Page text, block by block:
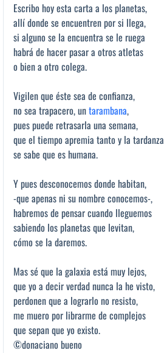
Escribo hoy esta carta a los planetas,
allí donde se encuentren por si llega,
si alguno se la encuentra se le ruega
habrá de hacer pasar a otros atletas
o bien a otro colega.
Vigilen que éste sea de confianza,
no sea trapacero, untarambana,
pues puede retrasarla una semana,
que el tiempo apremia tanto y la tardanza
se sabe que es humana.
Y pues desconocemos donde habitan,
-que apenas ni su nombre conocemos-,
habremos de pensar cuando lleguemos
sabiendo los planetas que levitan,
cómo se la daremos.
Mas sé que la galaxia está muy lejos,
que yo a decir verdad nunca la he visto,
perdonen que a lograrlo no resisto,
me muero por librarme de complejos
que sepan que yo existo.
©donaciano bueno